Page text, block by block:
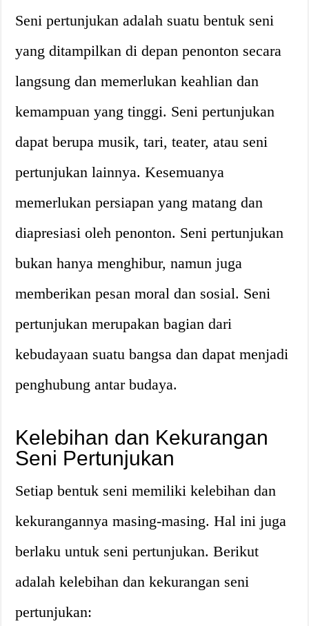
Seni pertunjukan adalah suatu bentuk seni
yang ditampilkan di depan penonton secara
langsung dan memerlukan keahlian dan
kemampuan yang tinggi. Seni pertunjukan
dapat berupa musik, tari, teater, atau seni
pertunjukan lainnya. Kesemuanya
memerlukan persiapan yang matang dan
diapresiasi oleh penonton. Seni pertunjukan
bukan hanya menghibur, namun juga
memberikan pesan moral dan sosial. Seni
pertunjukan merupakan bagian dari
kebudayaan suatu bangsa dan dapat menjadi
penghubung antar budaya.
Kelebihan dan Kekurangan
Seni Pertunjukan
Setiap bentuk seni memiliki kelebihan dan
kekurangannya masing-masing. Hal ini juga
berlaku untuk seni pertunjukan. Berikut
adalah kelebihan dan kekurangan seni
pertunjukan: